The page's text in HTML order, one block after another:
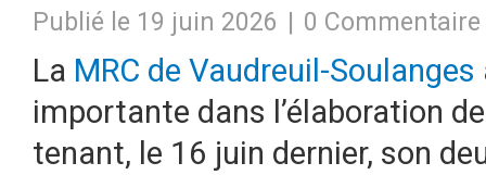
Publié le 19 juin 2026 0 Commentaire
La MRC de Vaudreuil-Soulanges
importante dans l’élaboration
tenant, le 16 juin dernier, son